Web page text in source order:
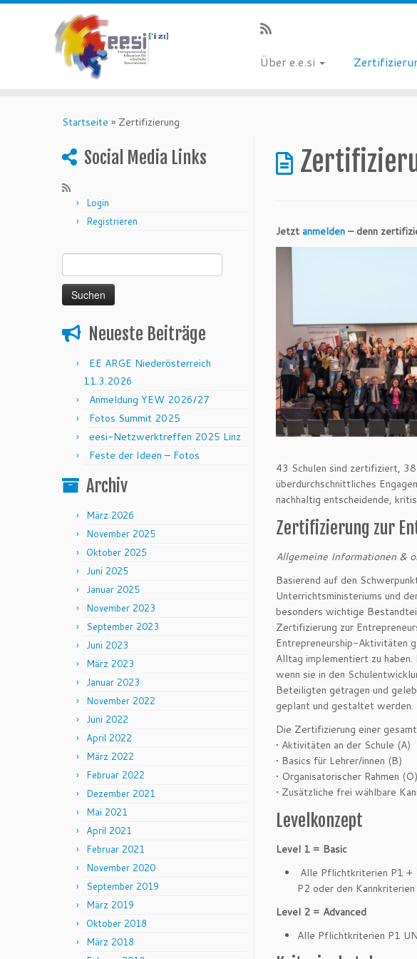
Über e.e.si
Startseite » Zertifizierung
Social Media Links
Login
Registrieren
Neueste Beiträge
EE ARGE Niederösterreich
11.3.2026
Anmeldung YEW 2026/27
Fotos Summit 2025
eesi-Netzwerktreffen 2025 Linz
Feste der Ideen – Fotos
Archiv
März 2026
November 2025
Oktober 2025
Juni 2025
Januar 2025
November 2023
September 2023
Juni 2023
März 2023
Januar 2023
November 2022
Juni 2022
April 2022
März 2022
Februar 2022
Dezember 2021
Mai 2021
April 2021
Februar 2021
November 2020
September 2019
März 2019
Oktober 2018
März 2018
Jetzt anmelden – denn
43 Schulen sind zertifiziert,
überdurchschnittliches
nachhaltig entscheidende,
Zertifizierung zur
Allgemeine Informationen &
Basierend auf den
Unterrichtsministeriums und
besonders wichtige
Zertifizierung zur
Entrepreneurship-Aktivitäten
Alltag implementiert zu
wenn sie in den
Beteiligten getragen und
geplant und gestaltet werden.
Die Zertifizierung einer
• Aktivitäten an der Schule (A)
• Basics für Lehrer/innen (B)
• Organisatorischer Rahmen (O)
• Zusätzliche frei wählbare
Levelkonzept
Level 1 = Basic
Alle Pflichtkriterien P1 +
P2 oder den
Level 2 = Advanced
Alle Pflichtkriterien P1